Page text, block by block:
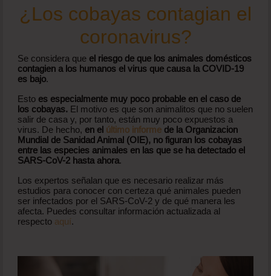
¿Los cobayas contagian el
coronavirus?
Se considera que el riesgo de que los animales domésticos
contagien a los humanos el virus que causa la COVID-19
es bajo.
Esto es especialmente muy poco probable en el caso de
los cobayas. El motivo es que son animalitos que no suelen
salir de casa y, por tanto, están muy poco expuestos a
virus. De hecho, en el último informe de la Organizacion
Mundial de Sanidad Animal (OIE), no figuran los cobayas
entre las especies animales en las que se ha detectado el
SARS-CoV-2 hasta ahora.
Los expertos señalan que es necesario realizar más
estudios para conocer con certeza qué animales pueden
ser infectados por el SARS-CoV-2 y de qué manera les
afecta. Puedes consultar información actualizada al
respecto aquí.